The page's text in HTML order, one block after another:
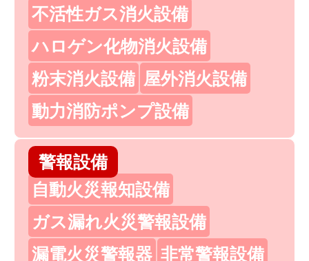
不活性ガス消火設備
ハロゲン化物消火設備
粉末消火設備 屋外消火設備
動力消防ポンプ設備
警報設備
自動火災報知設備
ガス漏れ火災警報設備
漏電火災警報器 非常警報設備